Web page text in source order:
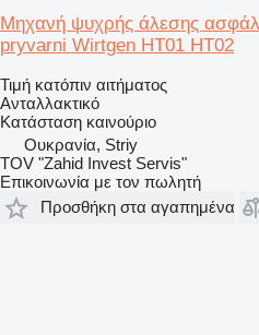
Μηχανή ψυχρής άλεσης
pryvarni Wirtgen HT01 HT02
Τιμή κατόπιν αιτήματος
Ανταλλακτικό
Κατάσταση καινούριο
Ουκρανία, Striy
TOV "Zahid Invest Servis"
Επικοινωνία με τον πωλητή
Προσθήκη στα αγαπημένα